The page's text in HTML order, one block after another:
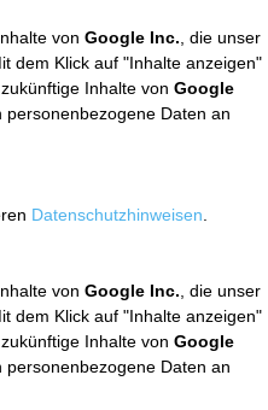
von Google Inc. , die unser
dem Klick auf "Inhalte anzeigen"
Inhalte von Google
Daten an
Datenschutzhinweisen
von Google Inc. , die unser
dem Klick auf "Inhalte anzeigen"
Inhalte von Google
Daten an